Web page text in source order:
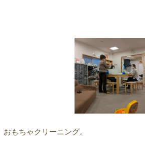
もちゃクリーニング。